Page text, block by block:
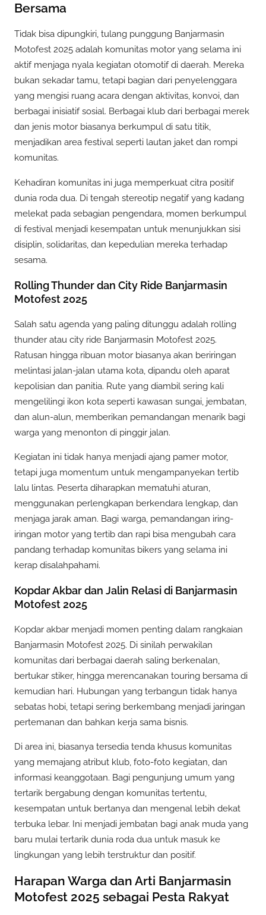
Bersama
Tidak bisa dipungkiri, tulang punggung Banjarmasin
Motofest 2025 adalah komunitas motor yang selama ini
aktif menjaga nyala kegiatan otomotif di daerah. Mereka
bukan sekadar tamu, tetapi bagian dari penyelenggara
yang mengisi ruang acara dengan aktivitas, konvoi, dan
berbagai inisiatif sosial. Berbagai klub dari berbagai merek
dan jenis motor biasanya berkumpul di satu titik,
menjadikan area festival seperti lautan jaket dan rompi
komunitas.
Kehadiran komunitas ini juga memperkuat citra positif
dunia roda dua. Di tengah stereotip negatif yang kadang
melekat pada sebagian pengendara, momen berkumpul
di festival menjadi kesempatan untuk menunjukkan sisi
disiplin, solidaritas, dan kepedulian mereka terhadap
sesama.
Rolling Thunder dan City Ride Banjarmasin
Motofest 2025
Salah satu agenda yang paling ditunggu adalah rolling
thunder atau city ride Banjarmasin Motofest 2025.
Ratusan hingga ribuan motor biasanya akan beriringan
melintasi jalan-jalan utama kota, dipandu oleh aparat
kepolisian dan panitia. Rute yang diambil sering kali
mengelilingi ikon kota seperti kawasan sungai, jembatan,
dan alun-alun, memberikan pemandangan menarik bagi
warga yang menonton di pinggir jalan.
Kegiatan ini tidak hanya menjadi ajang pamer motor,
tetapi juga momentum untuk mengampanyekan tertib
lalu lintas. Peserta diharapkan mematuhi aturan,
menggunakan perlengkapan berkendara lengkap, dan
menjaga jarak aman. Bagi warga, pemandangan iring-
iringan motor yang tertib dan rapi bisa mengubah cara
pandang terhadap komunitas bikers yang selama ini
kerap disalahpahami.
Kopdar Akbar dan Jalin Relasi di Banjarmasin
Motofest 2025
Kopdar akbar menjadi momen penting dalam rangkaian
Banjarmasin Motofest 2025. Di sinilah perwakilan
komunitas dari berbagai daerah saling berkenalan,
bertukar stiker, hingga merencanakan touring bersama di
kemudian hari. Hubungan yang terbangun tidak hanya
sebatas hobi, tetapi sering berkembang menjadi jaringan
pertemanan dan bahkan kerja sama bisnis.
Di area ini, biasanya tersedia tenda khusus komunitas
yang memajang atribut klub, foto-foto kegiatan, dan
informasi keanggotaan. Bagi pengunjung umum yang
tertarik bergabung dengan komunitas tertentu,
kesempatan untuk bertanya dan mengenal lebih dekat
terbuka lebar. Ini menjadi jembatan bagi anak muda yang
baru mulai tertarik dunia roda dua untuk masuk ke
lingkungan yang lebih terstruktur dan positif.
Harapan Warga dan Arti Banjarmasin
Motofest 2025 sebagai Pesta Rakyat